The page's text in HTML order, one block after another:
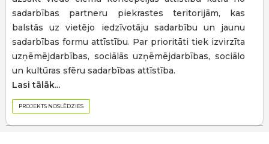
sadarbības partneru piekrastes teritorijām, kas
balstās uz vietējo iedzīvotāju sadarbību un jaunu
sadarbības formu attīstību. Par prioritāti tiek izvirzīta
uzņēmējdarbības, sociālās uzņēmējdarbības, sociālo
un kultūras sfēru sadarbības attīstība.
Lasi tālāk...
PROJEKTS NOSLĒDZIES